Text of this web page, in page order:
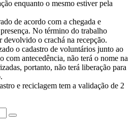
enquanto o mesmo estiver pela
de acordo com a chegada e
No término do trabalho
devolvido o crachá na recepção.
o cadastro de voluntários junto ao
com antecedência, não terá o nome na
portanto, não terá liberação para
e reciclagem tem a validação de 2